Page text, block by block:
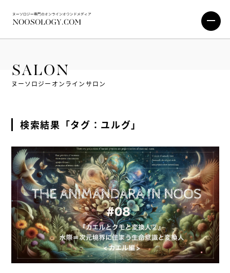
SALON
ヌーソロジーオンラインサロン
検索結果「タグ：ユルグ」